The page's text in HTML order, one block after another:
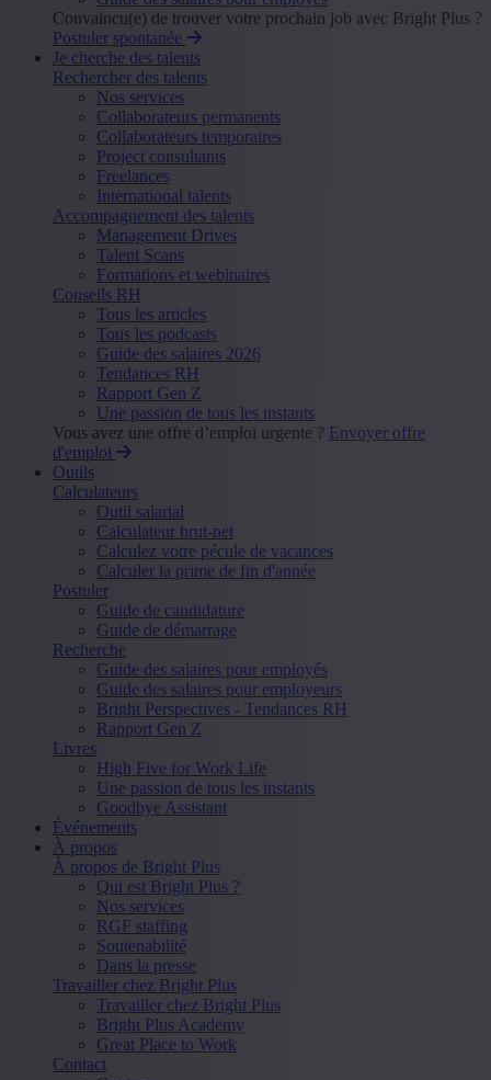
Convaincu(e) de trouver votre prochain job avec Bright Plus ?
Postuler spontanée
Je cherche des talents
Rechercher des talents
Nos services
Collaborateurs permanents
Collaborateurs temporaires
Project consultants
Freelances
International talents
Accompagnement des talents
Management Drives
Talent Scans
Formations et webinaires
Conseils RH
Tous les articles
Tous les podcasts
Guide des salaires 2026
Tendances RH
Rapport Gen Z
Une passion de tous les instants
Vous avez une offre d’emploi urgente ? Envoyer offre
d'emploi
Outils
Calculateurs
Outil salarial
Calculateur brut-net
Calculez votre pécule de vacances
Calculer la prime de fin d'année
Postuler
Guide de candidature
Guide de démarrage
Recherche
Guide des salaires pour employés
Guide des salaires pour employeurs
Bright Perspectives - Tendances RH
Rapport Gen Z
Livres
High Five for Work Life
Une passion de tous les instants
Goodbye Assistant
Événements
À propos
À propos de Bright Plus
Qui est Bright Plus ?
Nos services
RGF staffing
Soutenabilité
Dans la presse
Travailler chez Bright Plus
Travailler chez Bright Plus
Bright Plus Academy
Great Place to Work
Contact